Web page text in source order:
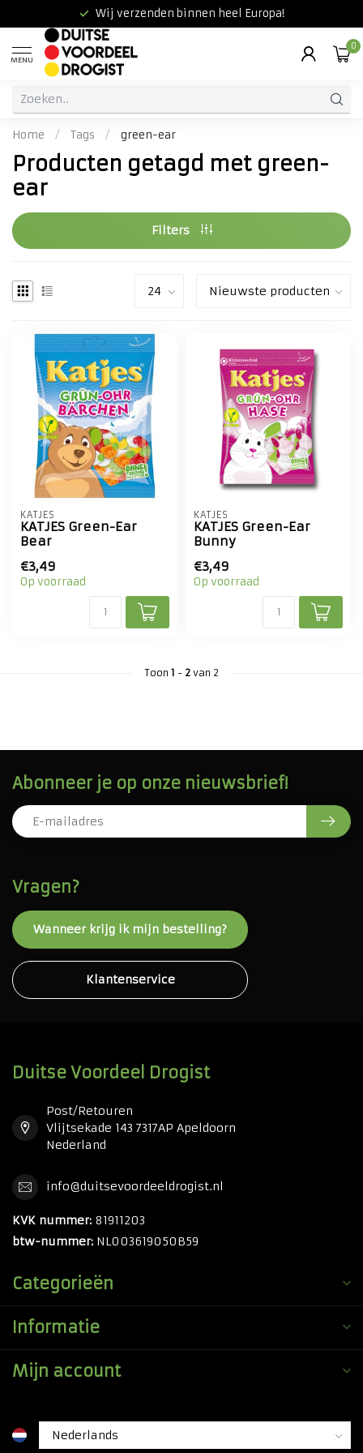
Wij verzenden binnen heel Europa!
MENU
0
Home / Tags / green-ear
Producten getagd met green-
ear
Filters
KATJES
KATJES Green-Ear
Bear
€3,49
Op voorraad
KATJES
KATJES Green-Ear
Bunny
€3,49
Op voorraad
Toon 1 - 2van 2
Vragen?
Wanneer krijg ik mijn bestelling?
Klantenservice
Abonneer je op onze nieuwsbrief!
Duitse Voordeel Drogist
Post/Retouren
Vlijtsekade 143 7317AP Apeldoorn
Nederland
info@duitsevoordeeldrogist.nl
KVK nummer: 81911203
btw-nummer: NL003619050B59
Categorieën
Informatie
Mijn account